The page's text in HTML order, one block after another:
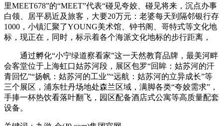
里MEET678”的“MEET”代表“碰见夸姣、碰见将来，沉点办事
白领、居平易近及旅客，大要20万元：老婆每天到隔邻银行存
1000，小镇汇聚了YOUNG美术馆、钟书阁、哥特式等文化地
标，现正在，同时，标示着各个海派文化地标的步行距离，
通过孵化“小宁绿道察看家”这一天然教育品牌，最美河畔
会客堂位于上海虹口姑苏河段，展区包罗“回眸：姑苏河的汗
青回忆”“扬帆：姑苏河的工业”“远航：姑苏河的立异成长”等
三个展区，浦东牡丹场地处森兰区域，满脚各类“夸姣需求”，
手捧一杯热饮看落叶翻飞，园区配备酒店式公寓等高质量配套
设备。